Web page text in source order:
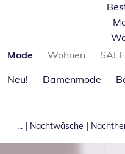
Produktkategorien
Mode Wohnen
Neu!
Damenmode
... | Nachtwäsche |